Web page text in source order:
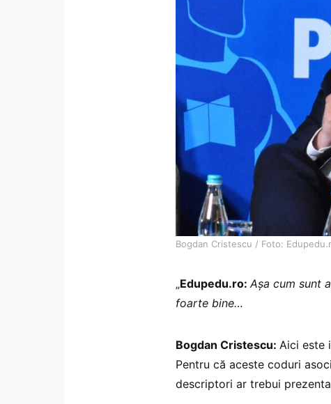
Bogdan Cristescu / Foto:
„Edupedu.ro: Așa cum sunt
foarte bine…
Bogdan Cristescu: Aici este
Pentru că aceste coduri
descriptori ar trebui